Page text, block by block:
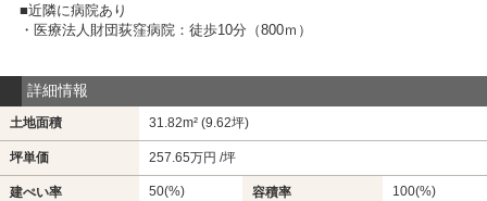
■近隣に病院あり
・医療法人財団荻窪病院：徒歩10分（800ｍ）
詳細情報
土地面積 31.82m² (9.62坪)
坪単価 257.65万円 /坪
建ぺい率 50(%) 容積率 100(%)